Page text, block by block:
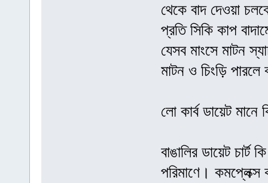
থেকে বাদ দেওয়া
প্রতি সিকি কাপ
যেসব মাংসে মাটন
মাটন ও চিংড়ি পারলে
লো কার্ব ডায়েট মানে
বাঙালির ডায়েট
পরিমাণে। কমপ্লেক্স